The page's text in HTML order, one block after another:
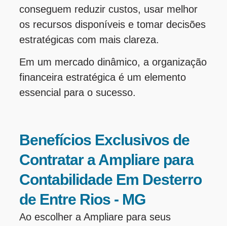
conseguem reduzir custos, usar melhor
os recursos disponíveis e tomar decisões
estratégicas com mais clareza.
Em um mercado dinâmico, a organização
financeira estratégica é um elemento
essencial para o sucesso.
Benefícios Exclusivos de
Contratar a Ampliare para
Contabilidade Em Desterro
de Entre Rios - MG
Ao escolher a Ampliare para seus